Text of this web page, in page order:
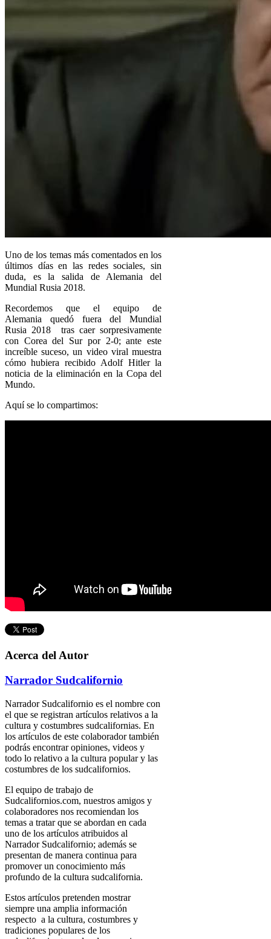
Uno de los temas más comentados en los
últimos días en las redes sociales, sin
duda, es la salida de Alemania del
Mundial Rusia 2018.
Recordemos que el equipo de
Alemania quedó fuera del Mundial
Rusia 2018 tras caer sorpresivamente
con Corea del Sur por 2-0; ante este
increíble suceso, un video viral muestra
cómo hubiera recibido Adolf Hitler la
noticia de la eliminación en la Copa del
Mundo.
Aquí se lo compartimos:
Acerca del Autor
Narrador Sudcalifornio
Narrador Sudcalifornio es el nombre con
el que se registran artículos relativos a la
cultura y costumbres sudcalifornias. En
los artículos de este colaborador también
podrás encontrar opiniones, videos y
todo lo relativo a la cultura popular y las
costumbres de los sudcalifornios.
El equipo de trabajo de
Sudcalifornios.com, nuestros amigos y
colaboradores nos recomiendan los
temas a tratar que se abordan en cada
uno de los artículos atribuidos al
Narrador Sudcalifornio; además se
presentan de manera continua para
promover un conocimiento más
profundo de la cultura sudcalifornia.
Estos artículos pretenden mostrar
siempre una amplia información
respecto a la cultura, costumbres y
tradiciones populares de los